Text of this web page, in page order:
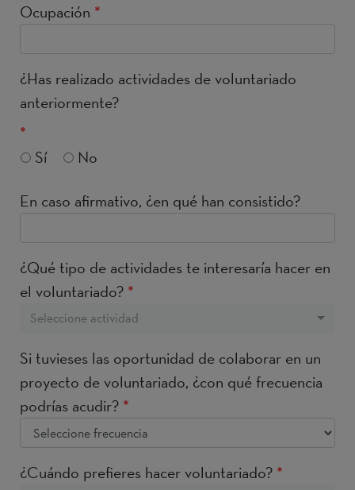
Ocupación *
¿Has realizado actividades de voluntariado
anteriormente?
*
Sí
No
En caso afirmativo, ¿en qué han consistido?
¿Qué tipo de actividades te interesaría hacer en
el voluntariado? *
Seleccione actividad
Si tuvieses las oportunidad de colaborar en un
proyecto de voluntariado, ¿con qué frecuencia
podrías acudir? *
¿Cuándo prefieres hacer voluntariado? *